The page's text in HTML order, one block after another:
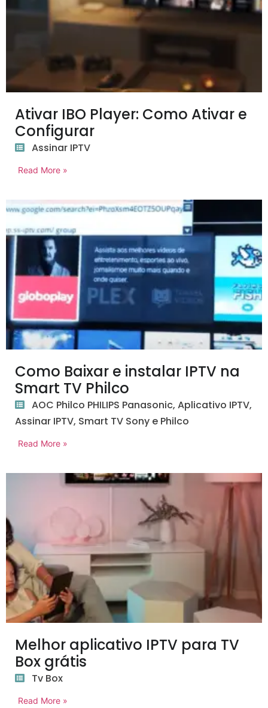
Ativar IBO Player: Como Ativar e
Configurar
Assinar IPTV
Read More »
Como Baixar e instalar IPTV na
Smart TV Philco
AOC Philco PHILIPS Panasonic, Aplicativo IPTV,
Assinar IPTV, Smart TV Sony e Philco
Read More »
Melhor aplicativo IPTV para TV
Box grátis
Tv Box
Read More »